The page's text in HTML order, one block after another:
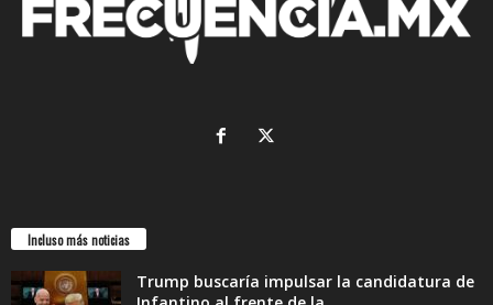
Incluso más noticias
Trump buscaría impulsar la candidatura de